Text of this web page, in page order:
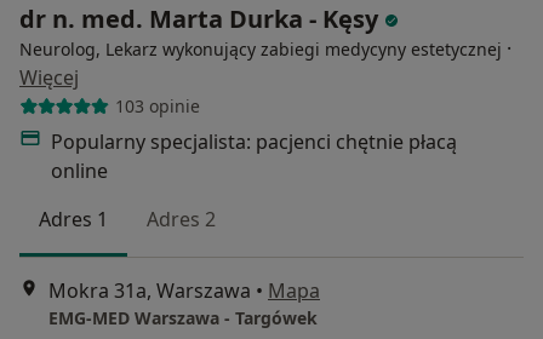
dr n. med. Marta Durka - Kęsy
Neurolog, Lekarz wykonujący zabiegi medycyny estetycznej ·
Więcej
103 opinie
Popularny specjalista: pacjenci chętnie płacą
online
Adres 1
Adres 2
Mokra 31a, Warszawa • Mapa
EMG-MED Warszawa - Targówek